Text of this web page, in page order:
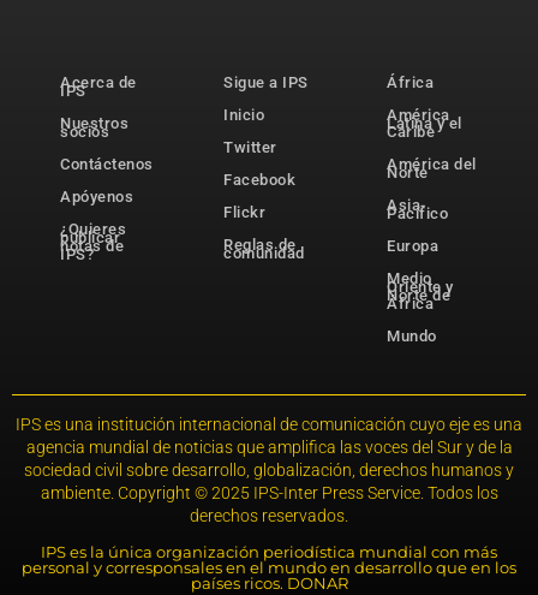
Acerca de
IPS
Nuestros
socios
Contáctenos
Apóyenos
¿Quieres
publicar
notas de
IPS?
Sigue a IPS
Inicio
Twitter
Facebook
Flickr
Reglas de
comunidad
África
América
Latina y el
Caribe
América del
Norte
Asia-
Pacífico
Europa
Medio
Oriente y
Norte de
África
Mundo
IPS es una institución internacional de comunicación cuyo eje es una
agencia mundial de noticias que amplifica las voces del Sur y de la
sociedad civil sobre desarrollo, globalización, derechos humanos y
ambiente. Copyright © 2025 IPS-Inter Press Service. Todos los
derechos reservados.
IPS es la única organización periodística mundial con más
personal y corresponsales en el mundo en desarrollo que en los
países ricos. DONAR